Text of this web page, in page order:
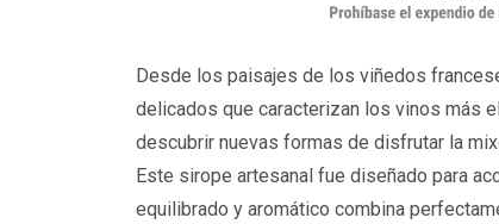
Desde los paisajes de los viñedos
delicados que caracterizan los vinos más
descubrir nuevas formas de disfrutar la
Este sirope artesanal fue diseñado para
equilibrado y aromático combina